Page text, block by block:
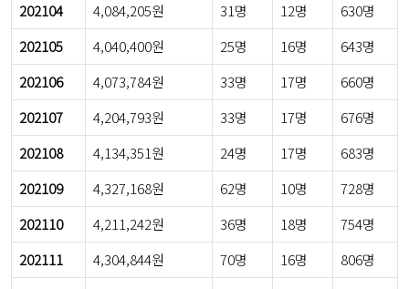
202104
4,084,205원 31명 12명
630명
202105
4,040,400원 25명 16명
643명
202106
4,073,784원 33명 17명
660명
202107
4,204,793원 33명 17명
676명
202108
4,134,351원 24명 17명
683명
202109
4,327,168원 62명 10명
728명
202110
4,211,242원 36명 18명
754명
202111
4,304,844원 70명 16명
806명